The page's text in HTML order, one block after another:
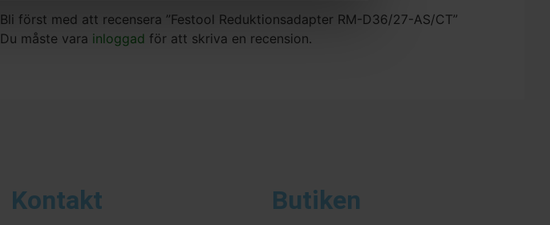
Bli först med att recensera ”Festool Reduktionsadapter RM-D36/27-AS/CT”
Du måste vara inloggad för att skriva en recension.
Kontakt Butiken